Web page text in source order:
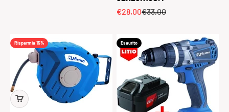
Prezzo scontato
€28,00Prezzo
€33,00
Risparmia 15% Esaurito